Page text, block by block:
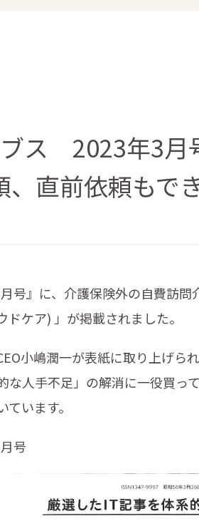
ブス 2023年3月
、直前依頼もで
号』に、介護保険外の自費訪
ケア) 」が掲載されました。
小嶋潤一が表紙に取り上げられ
な人手不足」の解消に一役買っ
います。
号